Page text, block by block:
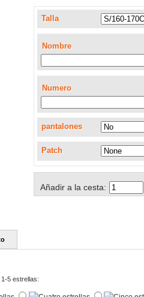
Talla
Nombre
Numero
pantalones
Patch
Añadir a la cesta:
5 estrellas: